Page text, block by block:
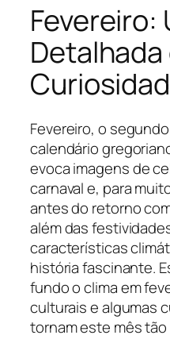
Fevereiro:
Detalhada
Fevereiro, o
calendário
evoca imagens de
carnaval e, para
antes do retorno
além das
características
história fascinante.
fundo o clima em
culturais e algumas
tornam este mês